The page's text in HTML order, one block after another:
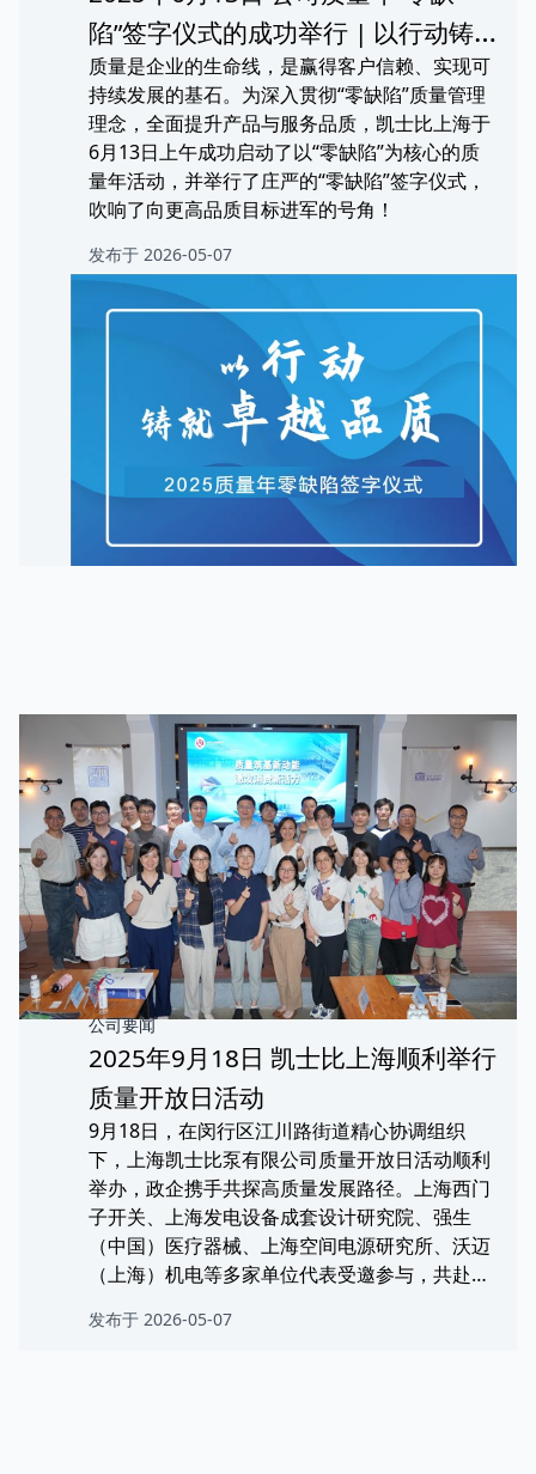
陷”签字仪式的成功举行 | 以行动铸
就卓越品质
质量是企业的生命线，是赢得客户信赖、实现可
持续发展的基石。为深入贯彻“零缺陷”质量管理
理念，全面提升产品与服务品质，凯士比上海于
6月13日上午成功启动了以“零缺陷”为核心的质
量年活动，并举行了庄严的“零缺陷”签字仪式，
吹响了向更高品质目标进军的号角！
发布于 2026-05-07
公司要闻
2025年9月18日 凯士比上海顺利举行
质量开放日活动
9月18日，在闵行区江川路街道精心协调组织
下，上海凯士比泵有限公司质量开放日活动顺利
举办，政企携手共探高质量发展路径。上海西门
子开关、上海发电设备成套设计研究院、强生
（中国）医疗器械、上海空间电源研究所、沃迈
（上海）机电等多家单位代表受邀参与，共赴这
旅。
发布于 2026-05-07